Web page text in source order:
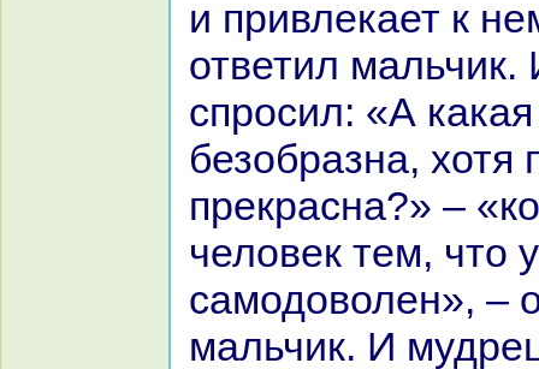
и привлекает к
ответил
спросил: «А
безобpaзнa,
прекpaснa?» –
человек тем, что
caмодоволен», –
мальчик. И